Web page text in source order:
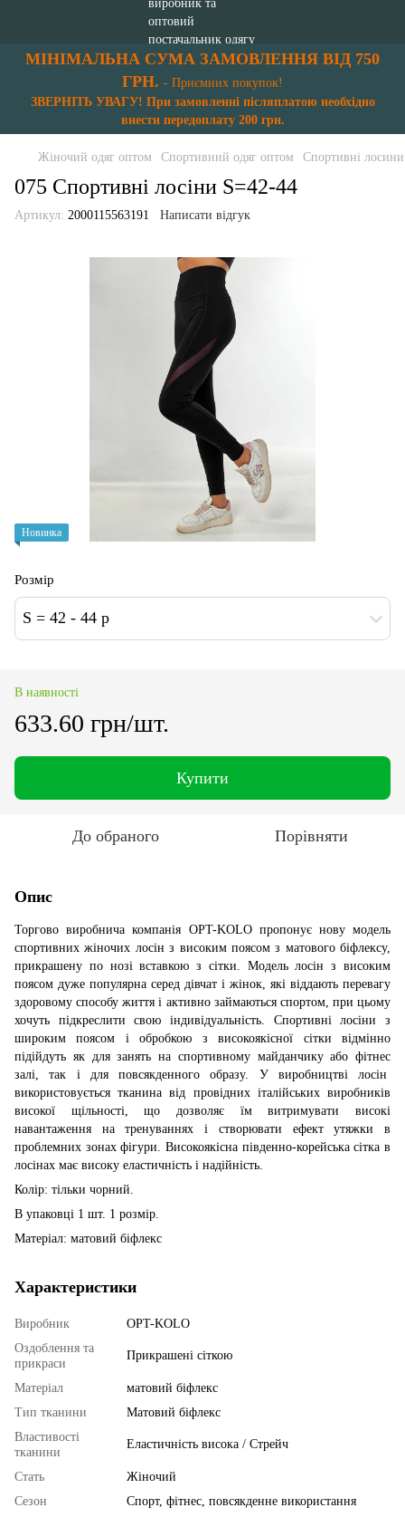
МІНІМАЛЬНА СУМА ЗАМОВЛЕННЯ ВІД 750
ГРН. - Приємних покупок!
ЗВЕРНІТЬ УВАГУ! При замовленні післяплатою необхідно
внести передоплату 200 грн.
Жіночий одяг оптом Спортивний одяг оптом Спортивні
075 Спортивні лосіни S=42-44
Артикул: 2000115563191 Написати відгук
Новинка
Розмір
S = 42 - 44 p
В наявності
633.60 грн/шт.
Купити
До обраного Порівняти
Опис
Торгово виробнича компанія OPT-KOLO пропонує нову модель
спортивних жіночих лосін з високим поясом з матового біфлексу,
прикрашену по нозі вставкою з сітки. Модель лосін з високим
поясом дуже популярна серед дівчат і жінок, які віддають перевагу
здоровому способу життя і активно займаються спортом, при цьому
хочуть підкреслити свою індивідуальність. Спортивні лосіни з
широким поясом і обробкою з високоякісної сітки відмінно
підійдуть як для занять на спортивному майданчику або фітнес
залі, так і для повсякденного образу. У виробництві лосін
використовується тканина від провідних італійських виробників
високої щільності, що дозволяє їм витримувати високі
навантаження на тренуваннях і створювати ефект утяжки в
проблемних зонах фігури. Високоякісна південно-корейська сітка в
лосінах має високу еластичність і надійність.
Колір: тільки чорний.
В упаковці 1 шт. 1 розмір.
Матеріал: матовий біфлекс
Характеристики
Виробник
OPT-KOLO
Оздоблення та
прикраси
Прикрашені сіткою
Матеріал
матовий біфлекс
Тип тканини
Матовий біфлекс
Властивості
тканини
Еластичність висока / Стрейч
Стать
Жіночий
Сезон
Спорт, фітнес, повсякденне використання